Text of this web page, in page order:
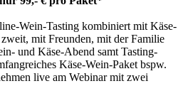
Wein-Tasting kombiniert mit Käse-
mit Freunden, mit der Familie
und Käse-Abend samt Tasting-
Käse-Wein-Paket bspw.
live am Webinar mit zwei